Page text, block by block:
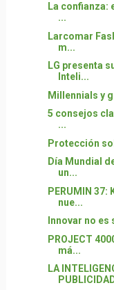
La confianza:
...
Larcomar
m...
LG presenta
Inteli...
Millennials y
5 consejos
...
Protección
Día Mundial
un...
PERUMIN
nue...
Innovar no
PROJECT
má...
LA